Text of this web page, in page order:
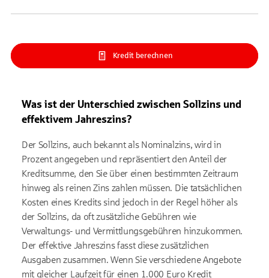
Kredit berechnen
Was ist der Unterschied zwischen Sollzins und
effektivem Jahreszins?
Der Sollzins, auch bekannt als Nominalzins, wird in
Prozent angegeben und repräsentiert den Anteil der
Kreditsumme, den Sie über einen bestimmten Zeitraum
hinweg als reinen Zins zahlen müssen. Die tatsächlichen
Kosten eines Kredits sind jedoch in der Regel höher als
der Sollzins, da oft zusätzliche Gebühren wie
Verwaltungs- und Vermittlungsgebühren hinzukommen.
Der effektive Jahreszins fasst diese zusätzlichen
Ausgaben zusammen. Wenn Sie verschiedene Angebote
mit gleicher Laufzeit für einen 1.000 Euro Kredit